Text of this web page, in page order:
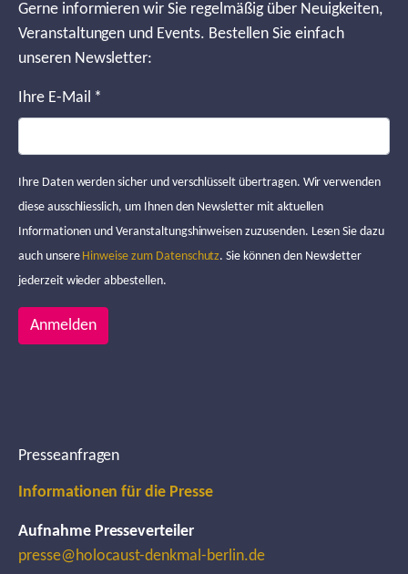
Gerne informieren wir Sie regelmäßig über Neuigkeiten,
Veranstaltungen und Events. Bestellen Sie einfach
unseren Newsletter:
Ihre E-Mail *
Ihre Daten werden sicher und verschlüsselt übertragen. Wir verwenden
diese ausschliesslich, um Ihnen den Newsletter mit aktuellen
Informationen und Veranstaltungshinweisen zuzusenden. Lesen Sie dazu
auch unsere Hinweise zum Datenschutz. Sie können den Newsletter
jederzeit wieder abbestellen.
Anmelden
Presseanfragen
Informationen für die Presse
Aufnahme Presseverteiler
presse@holocaust-denkmal-berlin.de